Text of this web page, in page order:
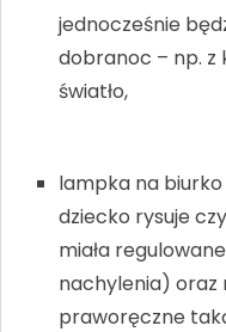
jednocześnie
dobranoc – np. z
światło,
lampka na
dziecko rysuje
miała
nachylenia) oraz
praworęczne